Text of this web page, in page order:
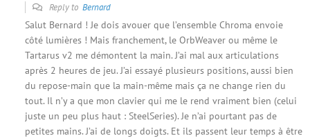
Reply to Bernard
Salut Bernard ! Je dois avouer que l’ensemble Chroma envoie
côté lumières ! Mais franchement, le OrbWeaver ou même le
Tartarus v2 me démontent la main. J’ai mal aux articulations
après 2 heures de jeu. J’ai essayé plusieurs positions, aussi bien
du repose-main que la main-même mais ça ne change rien du
tout. Il n’y a que mon clavier qui me le rend vraiment bien (celui
juste un peu plus haut : SteelSeries). Je n’ai pourtant pas de
petites mains. J’ai de longs doigts. Et ils passent leur temps à être